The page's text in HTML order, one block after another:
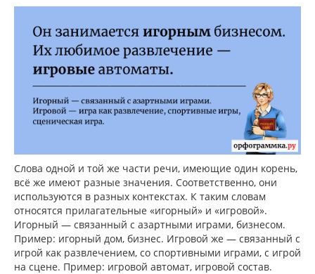
Справка
Диктанты
Слова одной и той же части речи, имеющие один корень,
всё же имеют разные значения. Соответственно, они
используются в разных контекстах. К таким словам
относятся прилагательные «игорный» и «игровой».
Игорный — связанный с азартными играми, бизнесом.
Пример: игорный дом, бизнес. Игровой же — связанный с
игрой как развлечением, со спортивными играми, с игрой
на сцене. Пример: игровой автомат, игровой состав.